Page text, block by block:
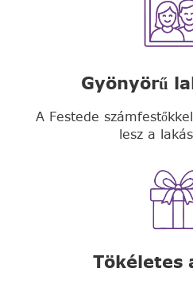
Gyönyörű
A Festede
lesz a
Tökéletes